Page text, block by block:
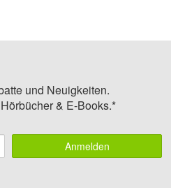
und Neuigkeiten.
& E-Books.*
Anmelden